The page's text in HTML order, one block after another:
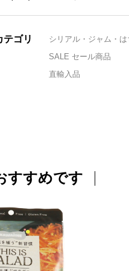
テゴリ
シリアル・ジャム・
SALE セール商品
直輸入品
すすめです